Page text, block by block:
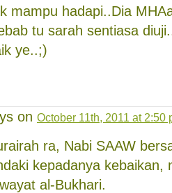
mampu hadapi..Dia
tu sarah sentiasa
ye..;)
on October 11th, 2011 at 2:50
ra, Nabi SAAW
kepadanya kebaikan,
al-Bukhari.